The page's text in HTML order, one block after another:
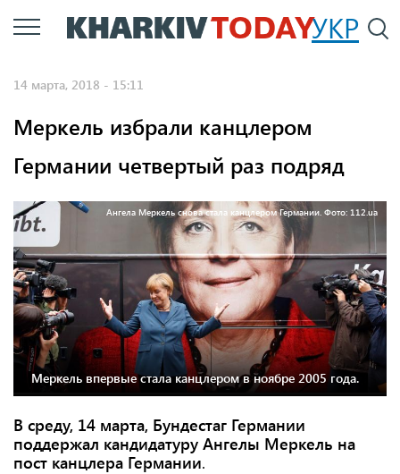
Перейти
к
УКР
14 марта, 2018 - 15:11
Меркель избрали канцлером
Германии четвертый раз подряд
Ангела Меркель снова стала канцлером Германии. Фото: 112.ua
Меркель впервые стала канцлером в ноябре 2005 года.
В среду, 14 марта, Бундестаг Германии
поддержал кандидатуру Ангелы Меркель на
пост канцлера Германии.